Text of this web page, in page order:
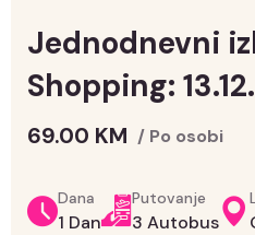
Jednodnevni
Shopping:
69.00 KM / Po osobi
Dana
1 Dan
Putovanje
3 Autobus